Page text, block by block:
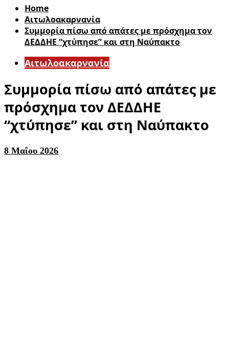
Home
Αιτωλοακαρνανία
Συμμορία πίσω από απάτες με πρόσχημα τον
ΔΕΔΔΗΕ “χτύπησε” και στη Ναύπακτο
Αιτωλοακαρνανία
Συμμορία πίσω από απάτες με
πρόσχημα τον ΔΕΔΔΗΕ
“χτύπησε” και στη Ναύπακτο
8 Μαΐου 2026